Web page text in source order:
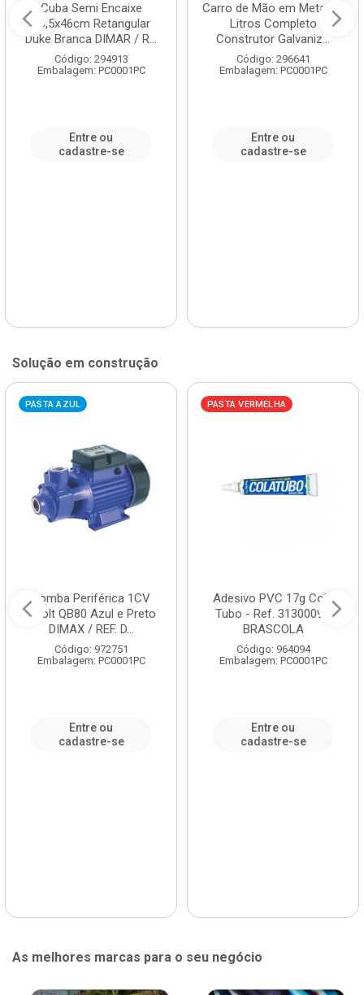
Cuba Semi Encaixe
58,5x46cm Retangular
Duke Branca DIMAR / R...
Código: 294913
Embalagem: PC0001PC
Entre ou
cadastre-se
Carro de Mão em Metal 60
Litros Completo
Construtor Galvaniz...
Código: 296641
Embalagem: PC0001PC
Entre ou
cadastre-se
Solução em construção
PASTA AZUL
Bomba Periférica 1CV
Bivolt QB80 Azul e Preto
DIMAX / REF. D...
Código: 972751
Embalagem: PC0001PC
Entre ou
cadastre-se
PASTA VERMELHA
Adesivo PVC 17g Cola
Tubo - Ref. 3130009 -
BRASCOLA
Código: 964094
Embalagem: PC0001PC
Entre ou
cadastre-se
As melhores marcas para o seu negócio